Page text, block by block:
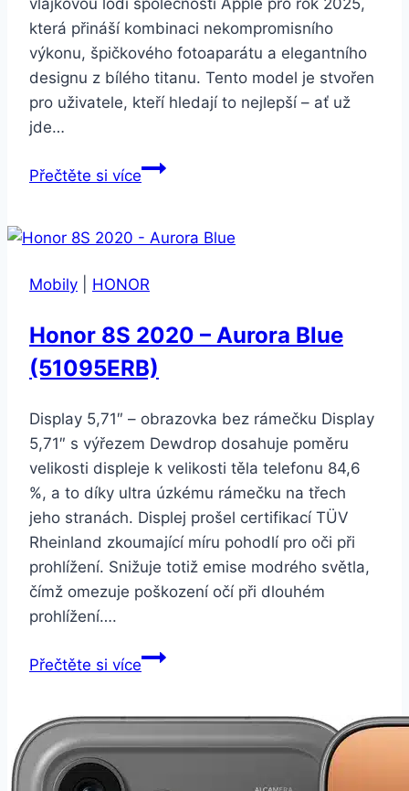
vlajkovou lodí společnosti Apple pro rok 2025,
která přináší kombinaci nekompromisního
výkonu, špičkového fotoaparátu a elegantního
designu z bílého titanu. Tento model je stvořen
pro uživatele, kteří hledají to nejlepší – ať už
jde…
Přečtěte si víceApple
Pro
White
Mobily HONOR
Honor 8S 2020 – Aurora Blue
(51095ERB)
Display 5,71″ – obrazovka bez rámečku Display
5,71″ s výřezem Dewdrop dosahuje poměru
velikosti displeje k velikosti těla telefonu 84,6
%, a to díky ultra úzkému rámečku na třech
jeho stranách. Displej prošel certifikací TÜV
Rheinland zkoumající míru pohodlí pro oči při
prohlížení. Snižuje totiž emise modrého světla,
čímž omezuje poškození očí při dlouhém
prohlížení….
Přečtěte si víceHonor
Aurora